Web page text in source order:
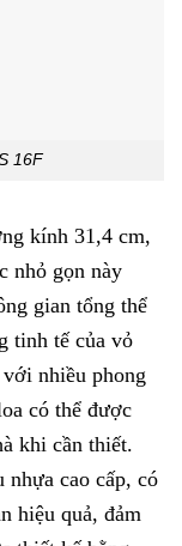
16F
kính 31,4 cm,
nhỏ gọn này
gian tổng thể
tinh tế của vỏ
nhiều phong
có thể được
khi cần thiết.
cao cấp, có
hiệu quả, đảm